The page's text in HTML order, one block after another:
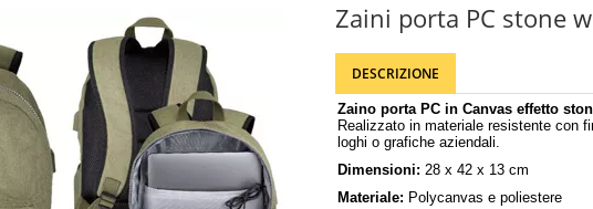
Zaini porta PC stone
DESCRIZIONE
Zaino porta PC in Canvas effetto
Realizzato in materiale resistente con
loghi o grafiche aziendali.
Dimensioni: 28 x 42 x 13 cm
Materiale: Polycanvas e poliestere